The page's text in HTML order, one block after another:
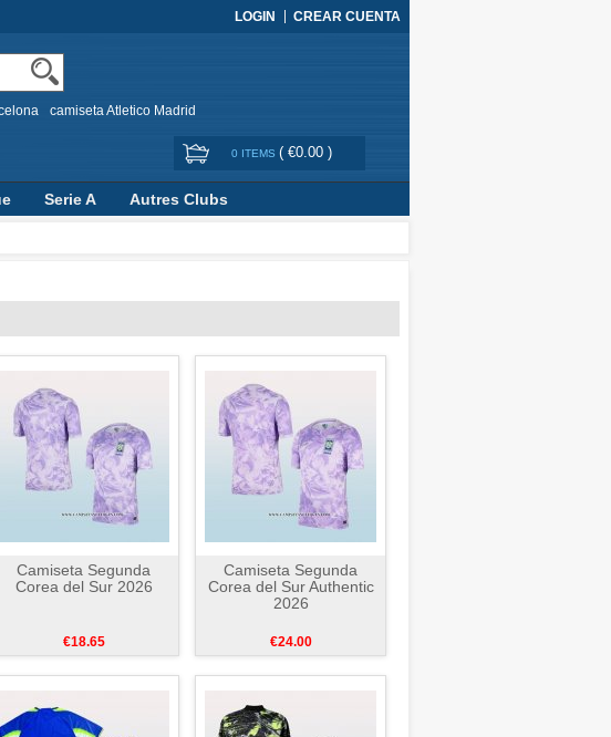
LOGIN CREAR CUENTA
camiseta Atletico Madrid
0 ITEMS ( €0.00 )
Serie A
Autres Clubs
Camiseta Segunda
Corea del Sur 2026
€18.65
Camiseta Segunda
Corea del Sur Authentic
2026
€24.00